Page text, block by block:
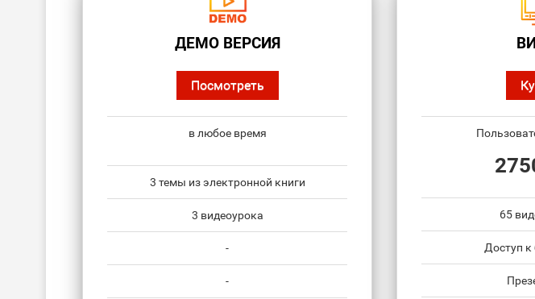
ДЕМО ВЕРСИЯ
Посмотреть
в любое время
3 темы из электронной книги
3 видеоурока
-
-
65
Доступ к